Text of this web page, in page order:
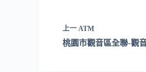
上一 ATM
桃園市觀音區全聯-觀